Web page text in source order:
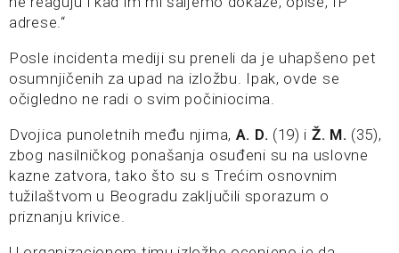
adrese.“
Posle incidenta mediji su preneli da je uhapšeno pet
osumnjičenih za upad na izložbu. Ipak, ovde se
očigledno ne radi o svim počiniocima.
Dvojica punoletnih među njima, A. D. (19) i Ž. M. (35),
zbog nasilničkog ponašanja osuđeni su na uslovne
kazne zatvora, tako što su s Trećim osnovnim
tužilaštvom u Beogradu zaključili sporazum o
priznanju krivice.